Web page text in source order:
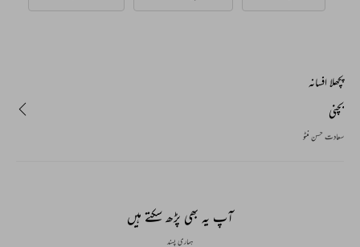
پچھلا افسانہ
بچنی
سعادت حسن منٹو
آپ یہ بھی پڑھ سکتے ہیں
ہماری پسند